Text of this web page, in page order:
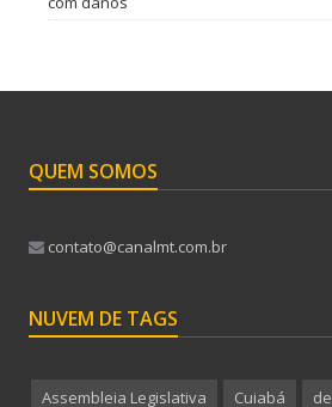
QUEM SOMOS
contato@canalmt.com.br
NUVEM DE TAGS
Assembleia Legislativa Cuiabá